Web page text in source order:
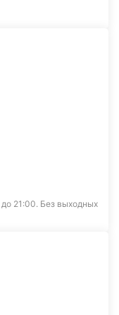
21:00. Без выходных